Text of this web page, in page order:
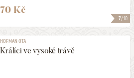
7/10
70 Kč
HOFMAN OTA
Králíci ve vysoké trávě